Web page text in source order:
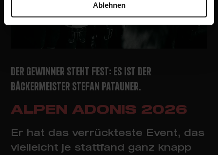
Ablehnen
DER GEWINNER STEHT FEST: ES IST DER
BÄCKERMEISTER STEFAN PATAUNER.
ALPEN ADONIS 2026
Er hat das verrückteste Event, das
vielleicht je stattfand ganz knapp